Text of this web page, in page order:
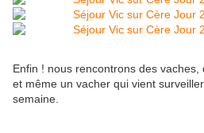
Enfin ! nous rencontrons des vaches,
et même un vacher qui vient
semaine.